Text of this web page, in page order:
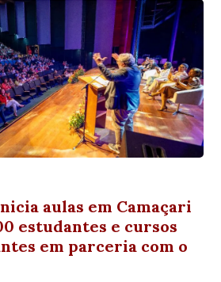
aulas em Camaçari
estudantes e cursos
em parceria com o